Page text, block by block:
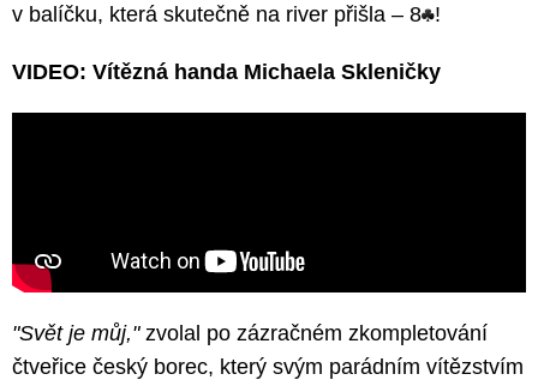
v balíčku, která skutečně na river přišla – 8 !
VIDEO: Vítězná handa Michaela Skleničky
"Svět je můj,"zvolal po zázračném zkompletování
čtveřice český borec, který svým parádním vítězstvím